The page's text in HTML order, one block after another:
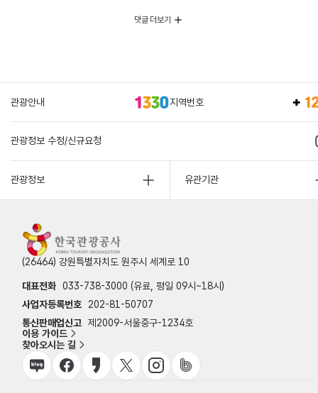
댓글 더보기
관광안내 지역번호
관광정보 수정/신규요청
관광정보 유관기관
(26464) 강원특별자치도 원주시 세계로 10
대표전화 033-738-3000 (유료, 평일 09시~18시)
사업자등록번호
202-81-50707
통신판매업신고 제2009-서울중구-1234호
이용 가이드
찾아오시는 길